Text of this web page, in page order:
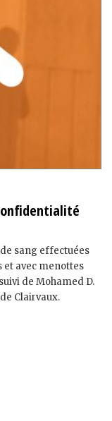
sang effectuées
avec menottes
de Mohamed D.
Clairvaux.